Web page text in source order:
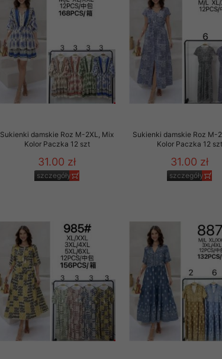
Sukienki damskie Roz M-2XL, Mix
Kolor Paczka 12 szt
31.00 zł
szczegóły
Sukienki damskie Roz M-
Kolor Paczka 12 szt
31.00 zł
szczegóły